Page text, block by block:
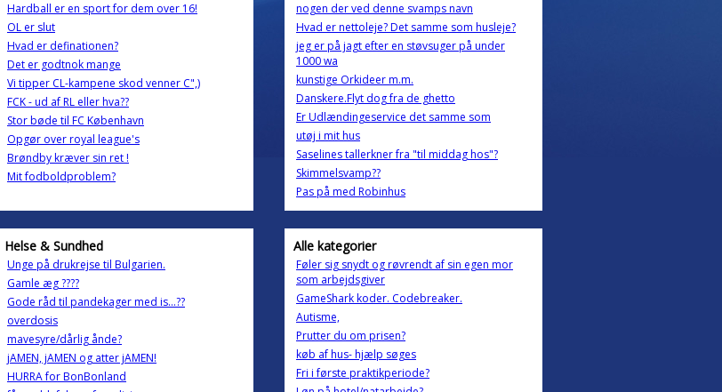
Hardball er en sport for dem over 16!
OL er slut
Hvad er definationen?
Det er godtnok mange
Vi tipper CL-kampene skod venner C",)
FCK - ud af RL eller hva??
Stor bøde til FC København
Opgør over royal league's
Brøndby kræver sin ret !
Mit fodboldproblem?
nogen der ved denne svamps navn
Hvad er nettoleje? Det samme som husleje?
jeg er på jagt efter en støvsuger på under
1000 wa
kunstige Orkideer m.m.
Danskere.Flyt dog fra de ghetto
Er Udlændingeservice det samme som
utøj i mit hus
Saselines tallerkner fra "til middag hos"?
Skimmelsvamp??
Pas på med Robinhus
Helse & Sundhed
Unge på drukrejse til Bulgarien.
Gamle æg ????
Gode råd til pandekager med is...??
overdosis
mavesyre/dårlig ånde?
jAMEN, jAMEN og atter jAMEN!
HURRA for BonBonland
Alle kategorier
Føler sig snydt og røvrendt af sin egen mor
som arbejdsgiver
GameShark koder. Codebreaker.
Autisme,
Prutter du om prisen?
køb af hus- hjælp søges
Fri i første praktikperiode?